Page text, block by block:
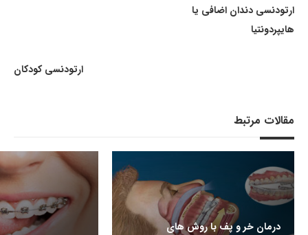
ارتودنسی دندان اضافی یا
هایپردونتیا
ارتودنسی کودکان
مقالات مرتبط
درمان خر و پف با روش های